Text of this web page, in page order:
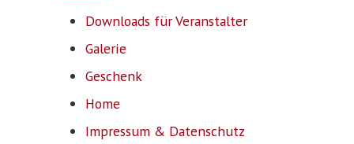
Downloads für Veranstalter
Galerie
Geschenk
Home
Impressum & Datenschutz